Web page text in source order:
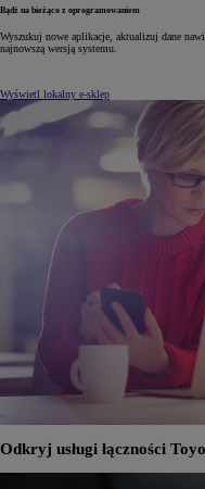
Bądź na bieżąco z oprogramowaniem
Wyszukuj nowe aplikacje, aktualizuj dane
najnowszą wersją systemu.
Wyświetl lokalny e-sklep
Odkryj usługi łączności